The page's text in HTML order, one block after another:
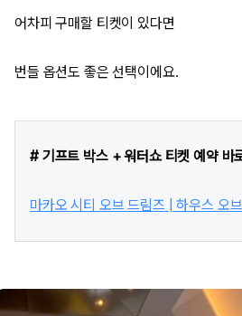
어차피 구매할 티켓이 있다면
번들 옵션도 좋은 선택이에요.
# 기프트 박스 + 워터쇼 티켓 예약 바
마카오 시티 오브 드림즈 | 하우스 오